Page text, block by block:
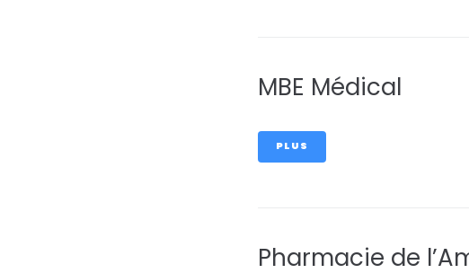
MBE Médical
PLUS
Pharmacie de